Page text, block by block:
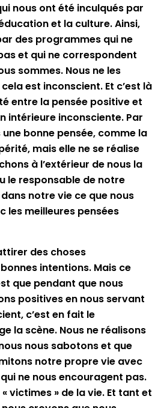
nous ont été inculqués par
et la culture. Ainsi,
des programmes qui ne
et qui ne correspondent
sommes. Nous ne les
est inconscient. Et c’est là
entre la pensée positive et
intérieure inconsciente. Par
bonne pensée, comme la
mais elle ne se réalise
à l’extérieur de nous la
le responsable de notre
notre vie ce que nous
les meilleures pensées
des choses
intentions. Mais ce
que pendant que nous
positives en nous servant
c’est en fait le
la scène. Nous ne réalisons
nous sabotons et que
notre propre vie avec
ne nous encouragent pas.
victimes » de la vie. Et tant et